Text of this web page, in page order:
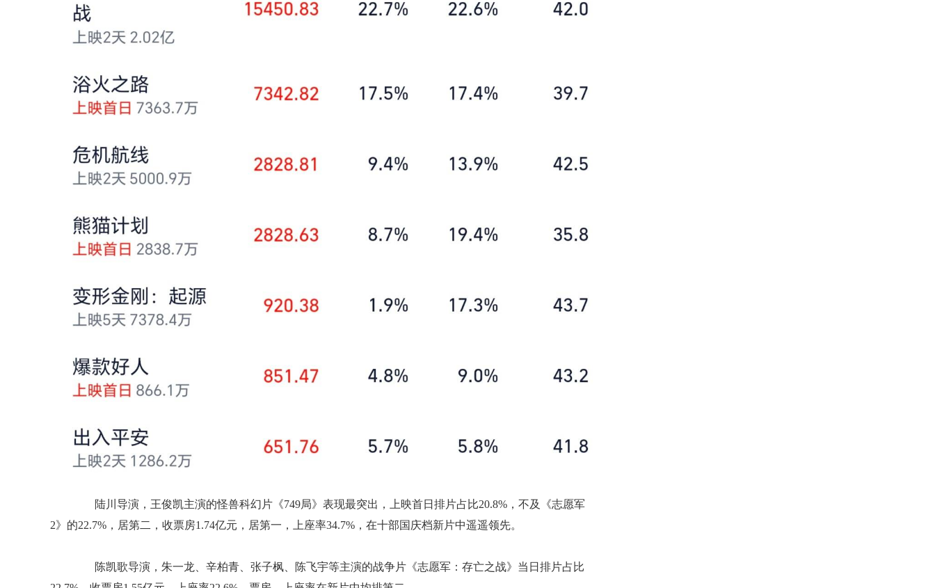
陆川导演，王俊凯主演的怪兽科幻片《749局》表现最突出，上映首日排片占比20.8%，不及《志愿军
2》的22.7%，居第二，收票房1.74亿元，居第一，上座率34.7%，在十部国庆档新片中遥遥领先。
陈凯歌导演，朱一龙、辛柏青、张子枫、陈飞宇等主演的战争片《志愿军：存亡之战》当日排片占比